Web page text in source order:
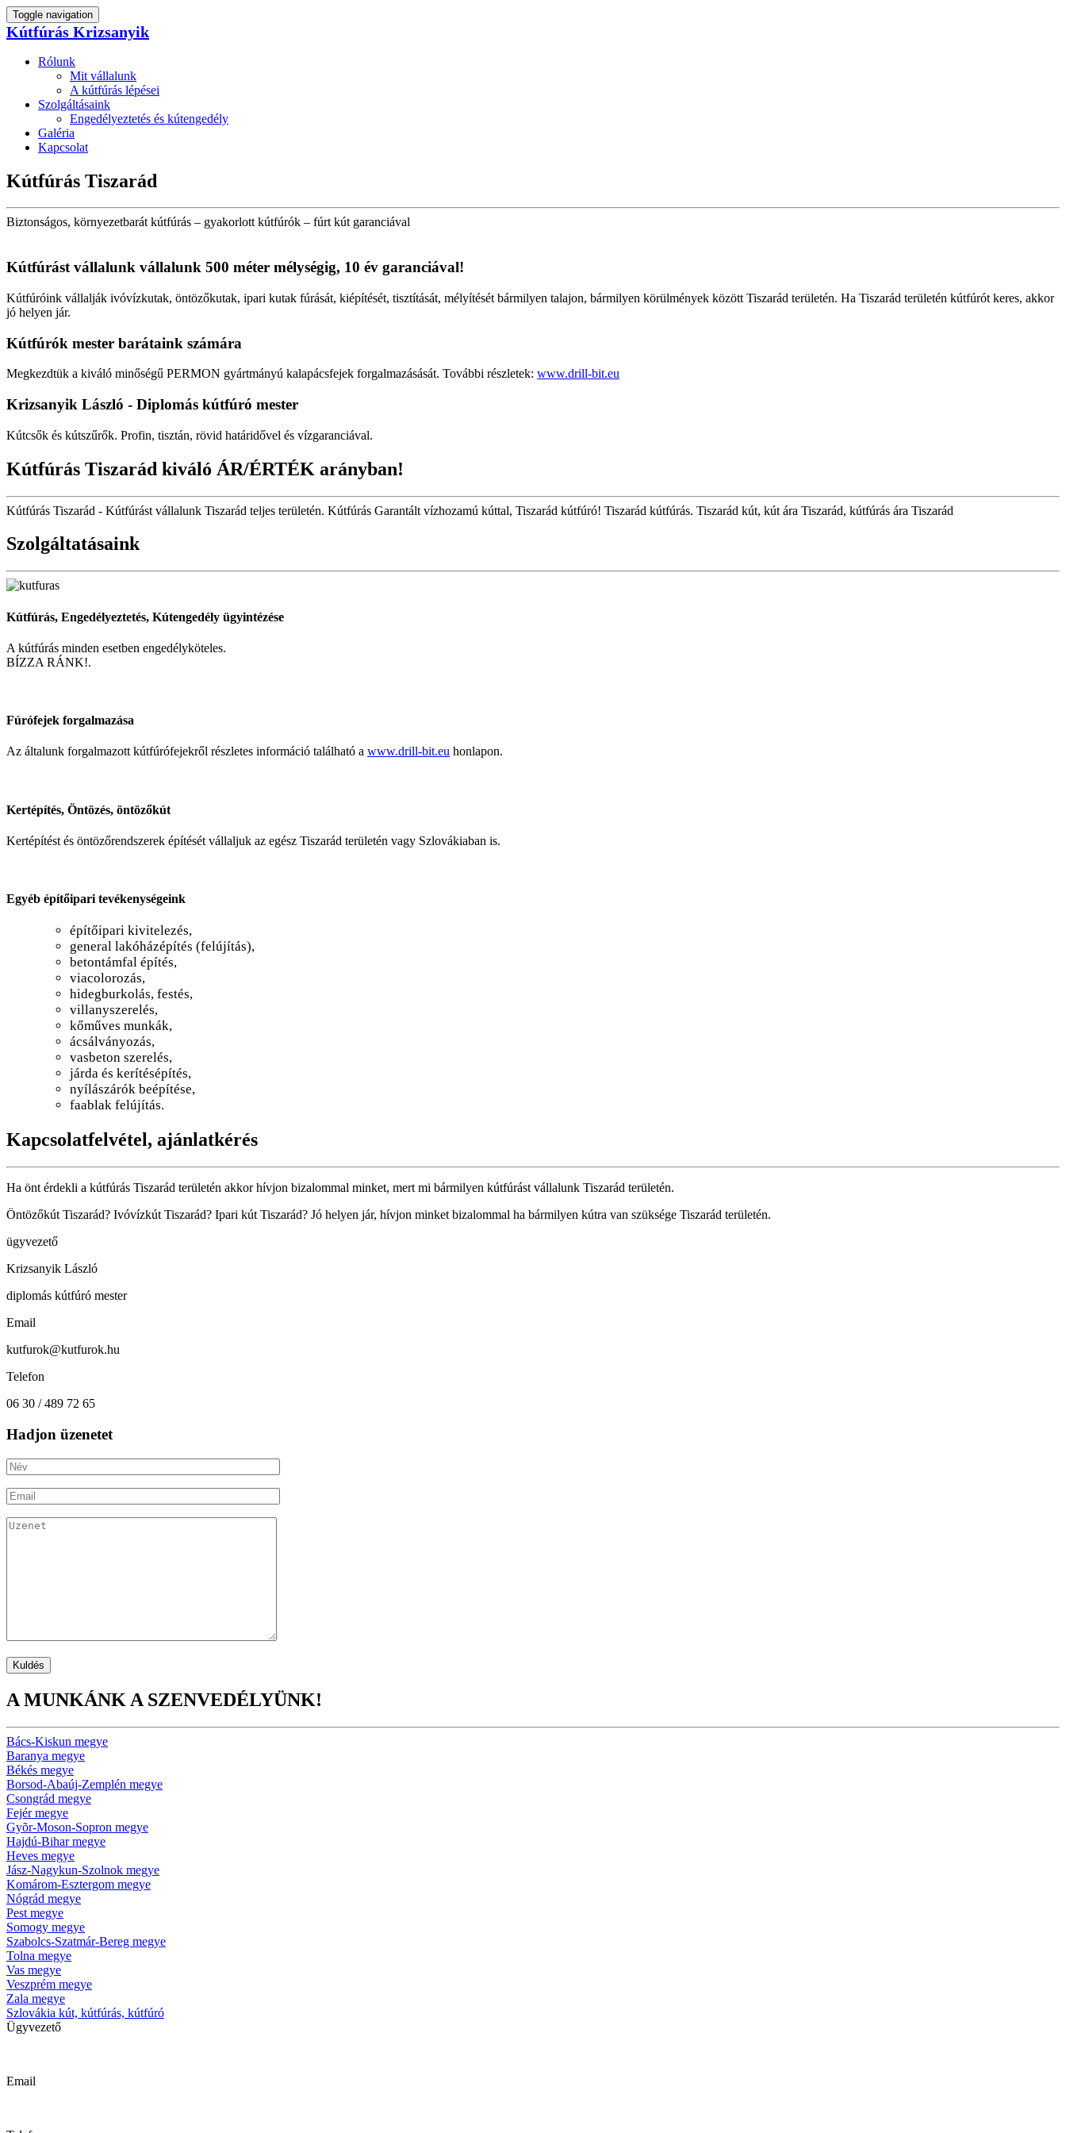
Toggle navigation
Kútfúrás Krizsanyik
Rólunk
Mit vállalunk
A kútfúrás lépései
Szolgáltásaink
Engedélyeztetés és kútengedély
Galéria
Kapcsolat
Kútfúrás Tiszarád
Biztonságos, környezetbarát kútfúrás – gyakorlott kútfúrók – fúrt kút garanciával
Kútfúrást vállalunk vállalunk 500 méter mélységig, 10 év garanciával!
Kútfúróink vállalják ivóvízkutak, öntözőkutak, ipari kutak fúrását, kiépítését, tisztítását, mélyítését bármilyen talajon, bármilyen körülmények között Tiszarád területén. Ha Tiszarád területén kútfúrót keres, akkor
jó helyen jár.
Kútfúrók mester barátaink számára
Megkezdtük a kiváló minőségű PERMON gyártmányú kalapácsfejek forgalmazásását. További részletek: www.drill-bit.eu
Krizsanyik László - Diplomás kútfúró mester
Kútcsők és kútszűrők. Profin, tisztán, rövid határidővel és vízgaranciával.
Kútfúrás Tiszarád kiváló ÁR/ÉRTÉK arányban!
Kútfúrás Tiszarád - Kútfúrást vállalunk Tiszarád teljes területén. Kútfúrás Garantált vízhozamú kúttal, Tiszarád kútfúró! Tiszarád kútfúrás. Tiszarád kút, kút ára Tiszarád, kútfúrás ára Tiszarád
Szolgáltatásaink
Kútfúrás, Engedélyeztetés, Kútengedély ügyintézése
A kútfúrás minden esetben engedélyköteles.
BÍZZA RÁNK!.
Fúrófejek forgalmazása
Az általunk forgalmazott kútfúrófejekről részletes információ található a www.drill-bit.eu honlapon.
Kertépítés, Öntözés, öntözőkút
Kertépítést és öntözőrendszerek építését vállaljuk az egész Tiszarád területén vagy Szlovákiaban is.
Egyéb építőipari tevékenységeink
építőipari kivitelezés,
general lakóházépítés (felújítás),
betontámfal építés,
viacolorozás,
hidegburkolás, festés,
villanyszerelés,
kőműves munkák,
ácsálványozás,
vasbeton szerelés,
járda és kerítésépítés,
nyílászárók beépítése,
faablak felújítás.
Kapcsolatfelvétel, ajánlatkérés
Ha önt érdekli a kútfúrás Tiszarád területén akkor hívjon bizalommal minket, mert mi bármilyen kútfúrást vállalunk Tiszarád területén.
Öntözőkút Tiszarád? Ivóvízkút Tiszarád? Ipari kút Tiszarád? Jó helyen jár, hívjon minket bizalommal ha bármilyen kútra van szüksége Tiszarád területén.
ügyvezető
Krizsanyik László
diplomás kútfúró mester
Email
kutfurok@kutfurok.hu
Telefon
06 30 / 489 72 65
Hadjon üzenetet
A MUNKÁNK A SZENVEDÉLYÜNK!
Bács-Kiskun megye
Baranya megye
Békés megye
Borsod-Abaúj-Zemplén megye
Csongrád megye
Fejér megye
Gyõr-Moson-Sopron megye
Hajdú-Bihar megye
Heves megye
Jász-Nagykun-Szolnok megye
Komárom-Esztergom megye
Nógrád megye
Pest megye
Somogy megye
Szabolcs-Szatmár-Bereg megye
Tolna megye
Vas megye
Veszprém megye
Zala megye
Szlovákia kút, kútfúrás, kútfúró
Ügyvezető
Email